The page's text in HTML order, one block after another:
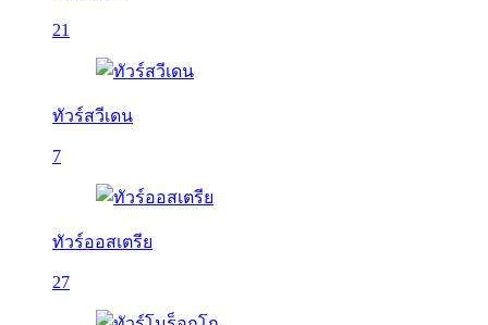
21
ทัวร์สวีเดน
7
ทัวร์ออสเตรีย
27